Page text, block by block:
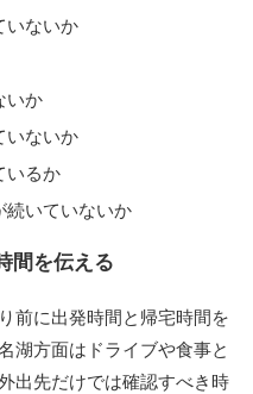
いないか
いか
いないか
いるか
続いていないか
間を伝える
前に出発時間と帰宅時間を
湖方面はドライブや食事と
出先だけでは確認すべき時